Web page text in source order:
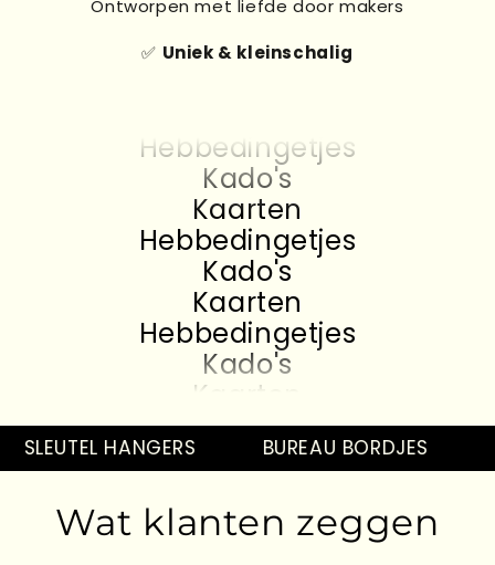
Ontworpen met liefde door makers
✅ Uniek & kleinschalig
Hebbedingetjes
Kado's
Kaarten
Hebbedingetjes
Kado's
Kaarten
Hebbedingetjes
Kado's
Kaarten
Hebbedingetjes
Kado's
Kaarten
Hebbedingetjes
Kado's
SLEUTEL HANGERS BUREAU BORDJES
Wat klanten zeggen